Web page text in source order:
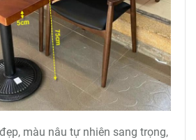
màu nâu tự nhiên sang trọng,